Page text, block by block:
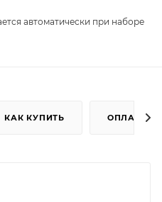
автоматически при наборе
КАК КУПИТЬ ОПЛАТА